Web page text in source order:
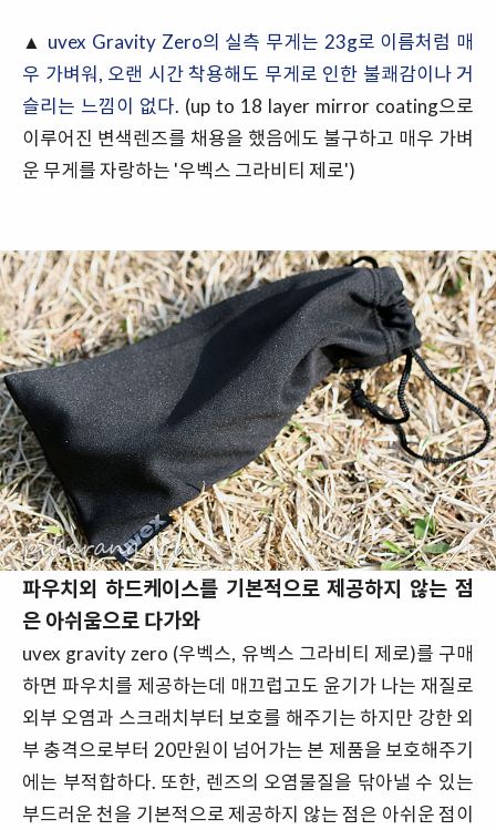
▲ uvex Gravity Zero의 실측 무게는 23g로 이름처럼 매
우 가벼워, 오랜 시간 착용해도 무게로 인한 불쾌감이나 거
슬리는 느낌이 없다. (up to 18 layer mirror coating으로
이루어진 변색렌즈를 채용을 했음에도 불구하고 매우 가벼
운 무게를 자랑하는 '우벡스 그라비티 제로')
파우치외 하드케이스를 기본적으로 제공하지 않는 점
은 아쉬움으로 다가와
uvex gravity zero (우벡스, 유벡스 그라비티 제로)를 구매
하면 파우치를 제공하는데 매끄럽고도 윤기가 나는 재질로
외부 오염과 스크래치부터 보호를 해주기는 하지만 강한 외
부 충격으로부터 20만원이 넘어가는 본 제품을 보호해주기
에는 부적합하다. 또한, 렌즈의 오염물질을 닦아낼 수 있는
부드러운 천을 기본적으로 제공하지 않는 점은 아쉬운 점이